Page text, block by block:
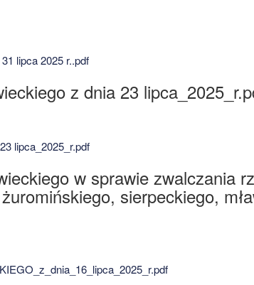
lipca 2025 r..pdf
z dnia 23
lipca_2025_r.pdf
w sprawie zwalczania
sierpeckiego,